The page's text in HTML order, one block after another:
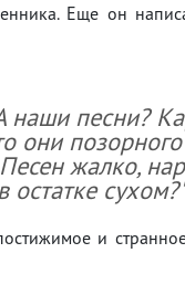
Еще он
наши песни?
они
жалко,
остатке
и